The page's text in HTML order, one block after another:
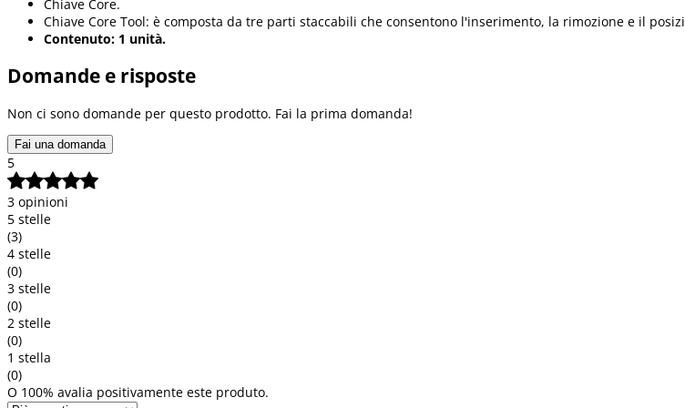
Chiave Core.
Chiave Core Tool: è composta da tre parti staccabili che consentono l'inserimento, la rimozione e il
Contenuto: 1 unità.
Domande e risposte
Non ci sono domande per questo prodotto. Fai la prima domanda!
Fai una domanda
5
3 opinioni
5 stelle
(3)
4 stelle
(0)
3 stelle
(0)
2 stelle
(0)
1 stella
(0)
O 100% avalia positivamente este produto.